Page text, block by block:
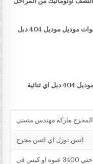
المرحلة الأولى: ماكينة تعبئة عسل النحل في عبوات موديل موديل 404 دبل
مواصفات ماكينة تعبئة عسل النحل في عبوات موديل 404 دبل اي ثنائية
اثنين نوزل اي اثنين مخرج
من 1600 عبوة او كيس حتي 3400 عبوه او كيس في